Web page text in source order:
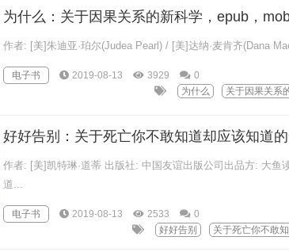
为什么：关于因果关系的新科学，epub，
作者: [美]朱迪亚·珀尔(Judea Pearl) / [美]达纳·麦肯齐(Dana
电子书 2019-08-13 3929
0
为什么
关于因果关系
作者: [美]凯特琳·道蒂 出版社: 中国友谊出版公司出品方: 大鱼
道...
电子书 2019-08-13 2533
0
好好告别
关于死亡你不敢